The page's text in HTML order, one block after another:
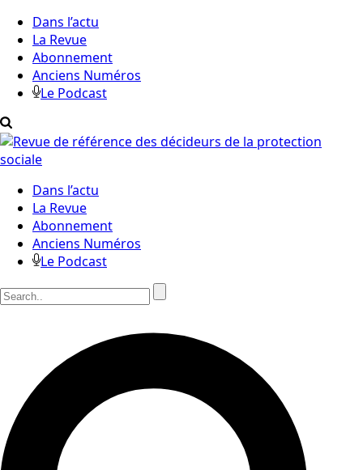
Dans l’actu
La Revue
Abonnement
Anciens Numéros
Le Podcast
Dans l’actu
La Revue
Abonnement
Anciens Numéros
Le Podcast